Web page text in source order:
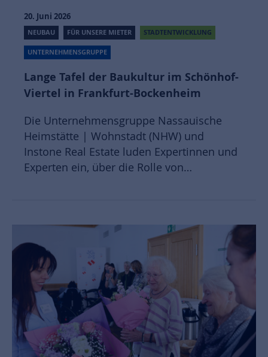
20. Juni 2026
NEUBAU FÜR UNSERE MIETER STADTENTWICKLUNG
UNTERNEHMENSGRUPPE
Lange Tafel der Baukultur im Schönhof-
Viertel in Frankfurt-Bockenheim
Die Unternehmensgruppe Nassauische
Heimstätte | Wohnstadt (NHW) und
Instone Real Estate luden Expertinnen und
Experten ein, über die Rolle von…